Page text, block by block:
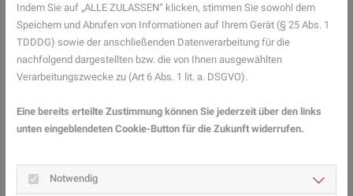
mindert den Rückfluss von Magensäureund sorgt dafür, dass sich
keine Flüssigkeit im Halsraum sammelt.
Durch die Nase atmen
EineNasenspülung oder Nasensalbevor dem Schlafengehen kann
helfen, die Nasenatmung zu erleichtern.
Indem Sie auf „ALLE ZULASSEN“ klicken, stimmen Sie sowohl dem
Speichern und Abrufen von Informationen auf Ihrem Gerät (§ 25 Abs. 1
TDDDG) sowie der anschließenden Datenverarbeitung für die
nachfolgend dargestellten bzw. die von Ihnen ausgewählten
Verarbeitungszwecke zu (Art 6 Abs. 1 lit. a. DSGVO).
Eine bereits erteilte Zustimmung können Sie jederzeit über den links
unten eingeblendeten Cookie-Button für die Zukunft widerrufen.
Notwendig